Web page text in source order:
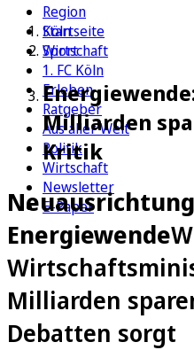
Region
Köln
Sport
1. FC Köln
Erleben
Ratgeber
Aus aller Welt
Politik
Wirtschaft
Newsletter
E-Paper
Startseite
Wirtschaft
Milliarden
Kritik
Energiewende
Milliarden
Debatten sorgt